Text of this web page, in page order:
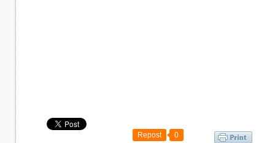
Repost 0